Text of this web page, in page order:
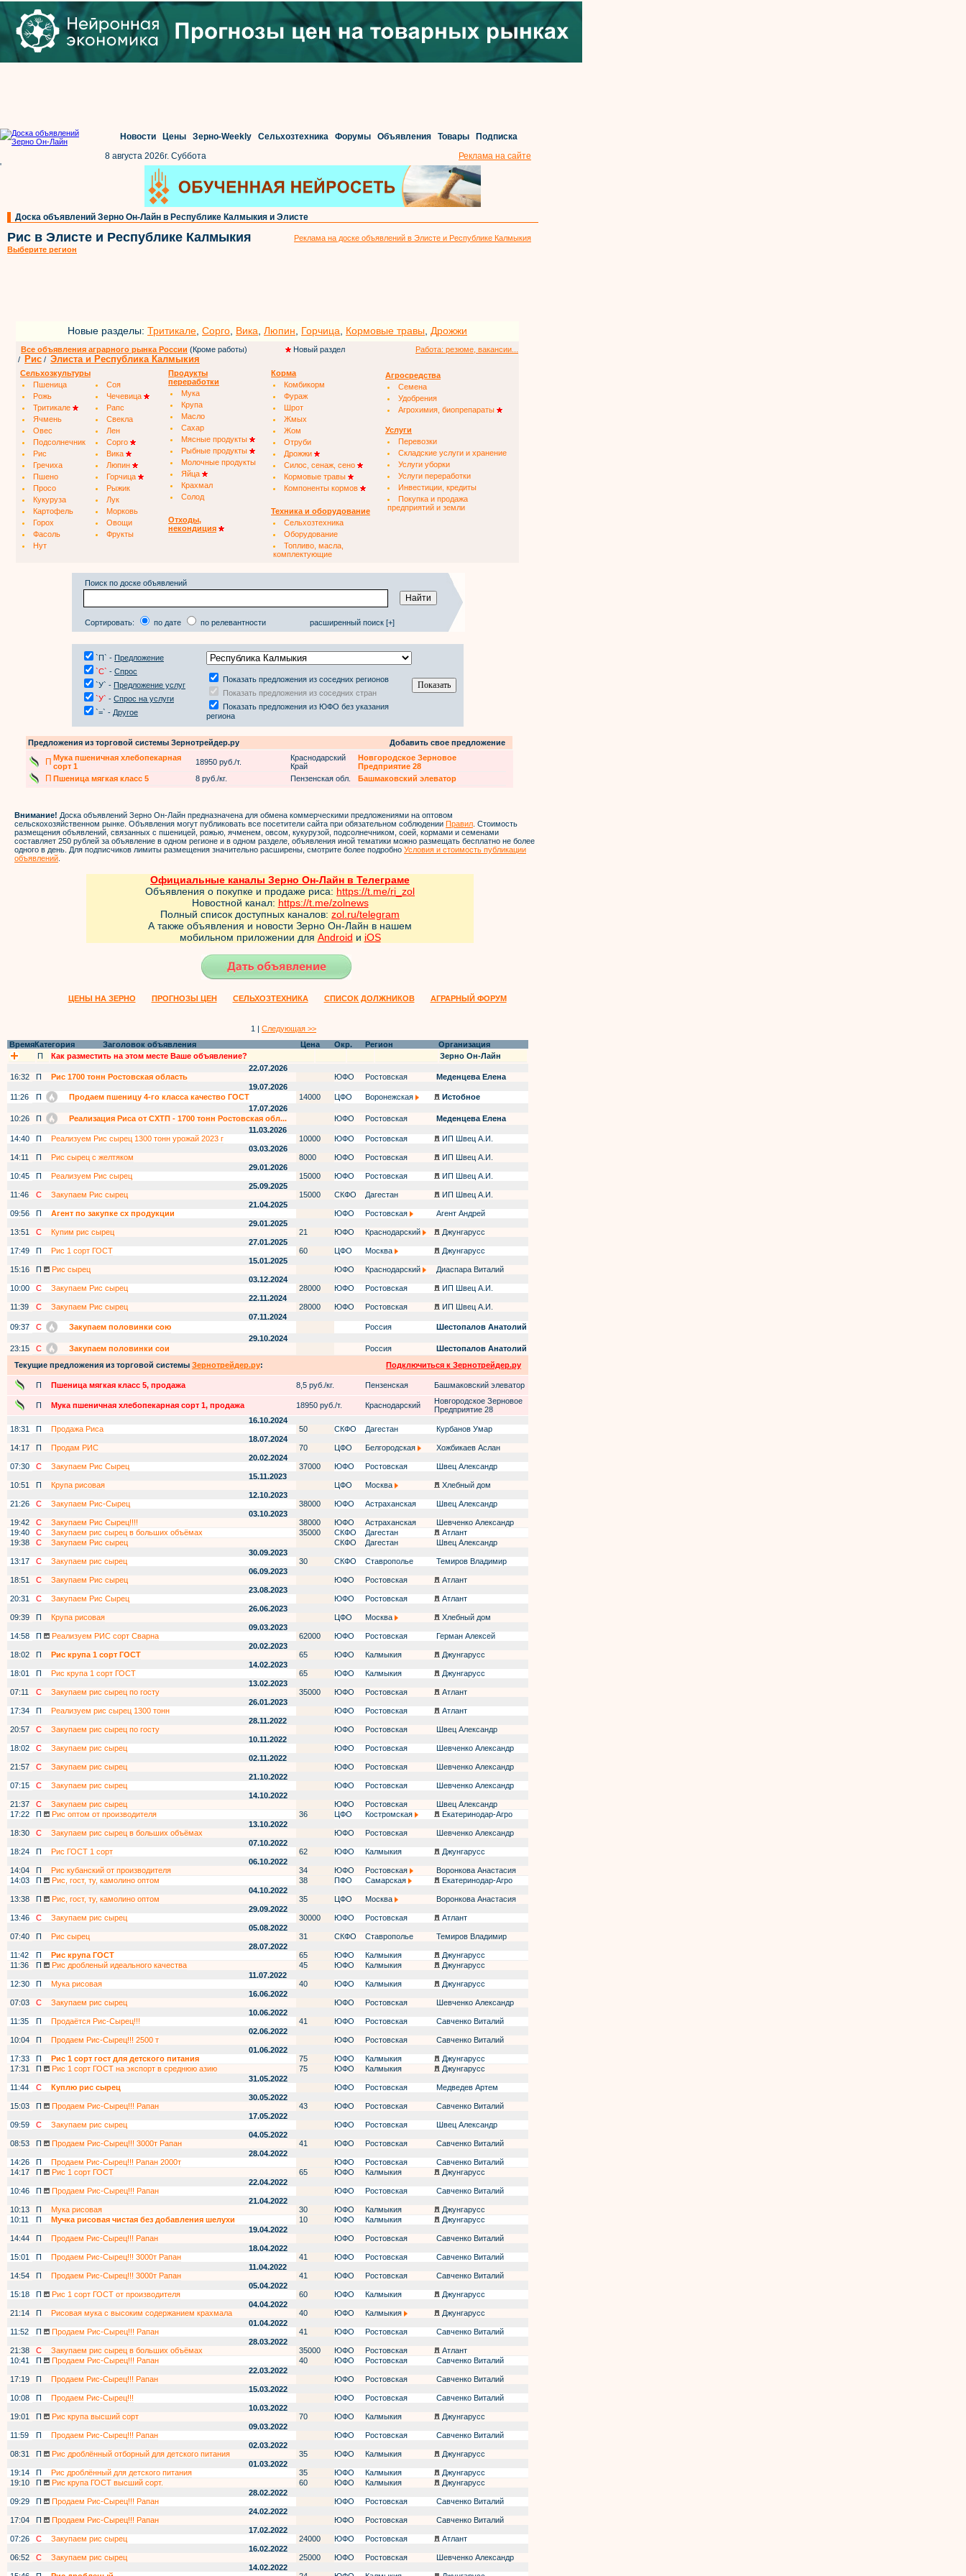
Новости Цены Зерно-Weekly Сельхозтехника Форумы Объявления Товары
Подписка
8 августа 2026г. Суббота
Реклама на сайте
'
Доска объявлений Зерно Он-Лайн в Республике Калмыкия и Элисте
Рис в Элисте и Республике Калмыкия
Выберите регион
Реклама на доске объявлений в Элисте и Республике Калмыкия
Новые разделы: Тритикале Сорго Вика Люпин Горчица Кормовые травы Дрожжи
Все объявления аграрного рынка России (Кроме работы) Новый раздел
Работа: резюме, вакансии...
/
Рис / Элиста и Республика Калмыкия
Сельхозкультуры
Пшеница
Соя
Рожь
Чечевица
Тритикале
Рапс
Ячмень
Свекла
Овес
Лен
Подсолнечник
Сорго
Рис
Вика
Гречиха
Люпин
Пшено
Горчица
Просо
Рыжик
Кукуруза
Лук
Картофель
Морковь
Горох
Овощи
Фасоль
Фрукты
Нут
Продукты
переработки
Мука
Крупа
Масло
Сахар
Мясные продукты
Рыбные продукты
Молочные продукты
Яйца
Крахмал
Солод
Отходы,
некондиция
Корма
Комбикорм
Фураж
Шрот
Жмых
Жом
Отруби
Дрожжи
Силос, сенаж, сено
Кормовые травы
Компоненты кормов
Техника и оборудование
Сельхозтехника
Оборудование
Топливо, масла,
комплектующие
Агросредства
Семена
Удобрения
Агрохимия, биопрепараты
Услуги
Перевозки
Складские услуги и хранение
Услуги уборки
Услуги переработки
Инвестиции, кредиты
Покупка и продажа
предприятий и земли
Поиск по доске объявлений
Сортировать: по дате по релевантности расширенный поиск [+]
`П` - Предложение
`С` - Спрос
`У` - Предложение услуг
`У` - Спрос на услуги
`=` - Другое
Показать предложения из соседних регионов
Показать предложения из соседних стран
Показать предложения из ЮФО без указания
региона
Предложения из торговой системы Зернотрейдер.ру Добавить свое предложение
П Мука пшеничная хлебопекарная
сорт 1
18950 руб./т.
Краснодарский
Край
Новгородское Зерновое
Предприятие 28
П Пшеница мягкая класс 5 8 руб./кг. Пензенская обл. Башмаковский элеватор
Внимание! Доска объявлений Зерно Он-Лайн предназначена для обмена коммерческими предложениями на оптовом
сельскохозяйственном рынке. Объявления могут публиковать все посетители сайта при обязательном соблюдении Правил . Стоимость
размещения объявлений, связанных с пшеницей, рожью, ячменем, овсом, кукурузой, подсолнечником, соей, кормами и семенами
составляет 250 рублей за объявление в одном регионе и в одном разделе, объявления иной тематики можно размещать бесплатно не более
одного в день. Для подписчиков лимиты размещения значительно расширены, смотрите более подробно Условия и стоимость публикации
объявлений
Официальные каналы Зерно Он-Лайн в Телеграме
Объявления о покупке и продаже риса: https://t.me/ri_zol
Новостной канал: https://t.me/zolnews
Полный список доступных каналов: zol.ru/telegram
А также объявления и новости Зерно Он-Лайн в нашем
мобильном приложении для Android и iOS
ЦЕНЫ НА ЗЕРНО ПРОГНОЗЫ ЦЕН СЕЛЬХОЗТЕХНИКА СПИСОК ДОЛЖНИКОВ АГРАРНЫЙ ФОРУМ
1 | Следующая >>
ВремяКатегория Заголовок объявления Цена Окр. Регион
Организация
П
Как разместить на этом месте Ваше объявление?
Зерно Он-Лайн
22.07.2026
16:32
П Рис 1700 тонн Ростовская область ЮФО Ростовская
Меденцева Елена
19.07.2026
11:26
П Продаем пшеницу 4-го класса качество ГОСТ 14000 ЦФО Воронежская
Истобное
17.07.2026
10:26
П Реализация Риса от СХТП - 1700 тонн Ростовская обл... ЮФО Ростовская
Меденцева Елена
11.03.2026
14:40
П Реализуем Рис сырец 1300 тонн урожай 2023 г 10000 ЮФО Ростовская
ИП Швец А.И.
03.03.2026
14:11
П Рис сырец с желтяком 8000 ЮФО Ростовская
ИП Швец А.И.
29.01.2026
10:45
П Реализуем Рис сырец 15000 ЮФО Ростовская
ИП Швец А.И.
25.09.2025
11:46
С Закупаем Рис сырец 15000 СКФО Дагестан
ИП Швец А.И.
21.04.2025
09:56
П Агент по закупке сх продукции ЮФО Ростовская
Агент Андрей
29.01.2025
13:51
С Купим рис сырец 21 ЮФО Краснодарский
Джунгарусс
27.01.2025
17:49
П Рис 1 сорт ГОСТ 60 ЦФО Москва
Джунгарусс
15.01.2025
15:16
П Рис сырец ЮФО Краснодарский
Диаспара Виталий
03.12.2024
10:00
С Закупаем Рис сырец 28000 ЮФО Ростовская
ИП Швец А.И.
22.11.2024
11:39
С Закупаем Рис сырец 28000 ЮФО Ростовская
ИП Швец А.И.
07.11.2024
09:37
С Закупаем половинки сою Россия
Шестопалов Анатолий
29.10.2024
23:15
С Закупаем половинки сои Россия
Шестопалов Анатолий
Текущие предложения из торговой системы Зернотрейдер.ру: Подключиться к Зернотрейдер.ру
П Пшеница мягкая класс 5, продажа 8,5 руб./кг. Пензенская Башмаковский элеватор
П Мука пшеничная хлебопекарная сорт 1, продажа 18950 руб./т. Краснодарский
Новгородское Зерновое
Предприятие 28
16.10.2024
18:31
П Продажа Риса 50 СКФО Дагестан
Курбанов Умар
18.07.2024
14:17
П Продам РИС 70 ЦФО Белгородская
Хожбикаев Аслан
20.02.2024
07:30
С Закупаем Рис Сырец 37000 ЮФО Ростовская
Швец Александр
15.11.2023
10:51
П Крупа рисовая ЦФО Москва
Хлебный дом
12.10.2023
21:26
С Закупаем Рис-Сырец 38000 ЮФО Астраханская
Швец Александр
03.10.2023
19:42
С Закупаем Рис Сырец!!!! 38000 ЮФО Астраханская
Шевченко Александр
19:40
С Закупаем рис сырец в больших объёмах 35000 СКФО Дагестан
Атлант
19:38
С Закупаем Рис сырец СКФО Дагестан
Швец Александр
30.09.2023
13:17
С Закупаем рис сырец 30 СКФО Ставрополье
Темиров Владимир
06.09.2023
18:51
С Закупаем Рис сырец ЮФО Ростовская
Атлант
23.08.2023
20:31
С Закупаем Рис Сырец ЮФО Ростовская
Атлант
26.06.2023
09:39
П Крупа рисовая ЦФО Москва
Хлебный дом
09.03.2023
14:58
П Реализуем РИС сорт Сварна 62000 ЮФО Ростовская
Герман Алексей
20.02.2023
18:02
П Рис крупа 1 сорт ГОСТ 65 ЮФО Калмыкия
Джунгарусс
14.02.2023
18:01
П Рис крупа 1 сорт ГОСТ 65 ЮФО Калмыкия
Джунгарусс
13.02.2023
07:11
С Закупаем рис сырец по госту 35000 ЮФО Ростовская
Атлант
26.01.2023
17:34
П Реализуем рис сырец 1300 тонн ЮФО Ростовская
Атлант
28.11.2022
20:57
С Закупаем рис сырец по госту ЮФО Ростовская
Швец Александр
10.11.2022
18:02
С Закупаем рис сырец ЮФО Ростовская
Шевченко Александр
02.11.2022
21:57
С Закупаем рис сырец ЮФО Ростовская
Шевченко Александр
21.10.2022
07:15
С Закупаем рис сырец ЮФО Ростовская
Шевченко Александр
14.10.2022
21:37
С Закупаем рис сырец ЮФО Ростовская
Швец Александр
17:22
П Рис оптом от производителя 36 ЦФО Костромская
Екатеринодар-Агро
13.10.2022
18:30
С Закупаем рис сырец в больших объёмах ЮФО Ростовская
Шевченко Александр
07.10.2022
18:24
П Рис ГОСТ 1 сорт 62 ЮФО Калмыкия
Джунгарусс
06.10.2022
14:04
П Рис кубанский от производителя 34 ЮФО Ростовская
Воронкова Анастасия
14:03
П Рис, гост, ту, камолино оптом 38 ПФО Самарская
Екатеринодар-Агро
04.10.2022
13:38
П Рис, гост, ту, камолино оптом 35 ЦФО Москва
Воронкова Анастасия
29.09.2022
13:46
С Закупаем рис сырец 30000 ЮФО Ростовская
Атлант
05.08.2022
07:40
П Рис сырец 31 СКФО Ставрополье
Темиров Владимир
28.07.2022
11:42
П Рис крупа ГОСТ 65 ЮФО Калмыкия
Джунгарусс
11:36
П Рис дробленый идеального качества 45 ЮФО Калмыкия
Джунгарусс
11.07.2022
12:30
П Мука рисовая 40 ЮФО Калмыкия
Джунгарусс
16.06.2022
07:03
С Закупаем рис сырец ЮФО Ростовская
Шевченко Александр
10.06.2022
11:35
П Продаётся Рис-Сырец!!! 41 ЮФО Ростовская
Савченко Виталий
02.06.2022
10:04
П Продаем Рис-Сырец!!! 2500 т ЮФО Ростовская
Савченко Виталий
01.06.2022
17:33
П Рис 1 сорт гост для детского питания 75 ЮФО Калмыкия
Джунгарусс
17:31
П Рис 1 сорт ГОСТ на экспорт в среднюю азию 75 ЮФО Калмыкия
Джунгарусс
31.05.2022
11:44
С Куплю рис сырец ЮФО Ростовская
Медведев Артем
30.05.2022
15:03
П Продаем Рис-Сырец!!! Рапан 43 ЮФО Ростовская
Савченко Виталий
17.05.2022
09:59
С Закупаем рис сырец ЮФО Ростовская
Швец Александр
04.05.2022
08:53
П Продаем Рис-Сырец!!! 3000т Рапан 41 ЮФО Ростовская
Савченко Виталий
28.04.2022
14:26
П Продаем Рис-Сырец!!! Рапан 2000т ЮФО Ростовская
Савченко Виталий
14:17
П Рис 1 сорт ГОСТ 65 ЮФО Калмыкия
Джунгарусс
22.04.2022
10:46
П Продаем Рис-Сырец!!! Рапан ЮФО Ростовская
Савченко Виталий
21.04.2022
10:13
П Мука рисовая 30 ЮФО Калмыкия
Джунгарусс
10:11
П Мучка рисовая чистая без добавления шелухи 10 ЮФО Калмыкия
Джунгарусс
19.04.2022
14:44
П Продаем Рис-Сырец!!! Рапан ЮФО Ростовская
Савченко Виталий
18.04.2022
15:01
П Продаем Рис-Сырец!!! 3000т Рапан 41 ЮФО Ростовская
Савченко Виталий
11.04.2022
14:54
П Продаем Рис-Сырец!!! 3000т Рапан 41 ЮФО Ростовская
Савченко Виталий
05.04.2022
15:18
П Рис 1 сорт ГОСТ от производителя 60 ЮФО Калмыкия
Джунгарусс
04.04.2022
21:14
П Рисовая мука с высоким содержанием крахмала 40 ЮФО Калмыкия
Джунгарусс
01.04.2022
11:52
П Продаем Рис-Сырец!!! Рапан 41 ЮФО Ростовская
Савченко Виталий
28.03.2022
21:38
С Закупаем рис сырец в больших объёмах 35000 ЮФО Ростовская
Атлант
10:41
П Продаем Рис-Сырец!!! Рапан 40 ЮФО Ростовская
Савченко Виталий
22.03.2022
17:19
П Продаем Рис-Сырец!!! Рапан ЮФО Ростовская
Савченко Виталий
15.03.2022
10:08
П Продаем Рис-Сырец!!! ЮФО Ростовская
Савченко Виталий
10.03.2022
19:01
П Рис крупа высший сорт 70 ЮФО Калмыкия
Джунгарусс
09.03.2022
11:59
П Продаем Рис-Сырец!!! Рапан ЮФО Ростовская
Савченко Виталий
02.03.2022
08:31
П Рис дроблённый отборный для детского питания 35 ЮФО Калмыкия
Джунгарусс
01.03.2022
19:14
П Рис дроблённый для детского питания 35 ЮФО Калмыкия
Джунгарусс
19:10
П Рис крупа ГОСТ высший сорт. 60 ЮФО Калмыкия
Джунгарусс
28.02.2022
09:29
П Продаем Рис-Сырец!!! Рапан ЮФО Ростовская
Савченко Виталий
24.02.2022
17:04
П Продаем Рис-Сырец!!! Рапан ЮФО Ростовская
Савченко Виталий
17.02.2022
07:26
С Закупаем рис сырец 24000 ЮФО Ростовская
Атлант
16.02.2022
06:52
С Закупаем рис сырец 25000 ЮФО Ростовская
Шевченко Александр
14.02.2022